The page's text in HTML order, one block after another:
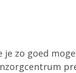
zo goed